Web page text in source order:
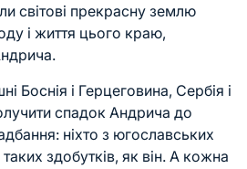
світові прекрасну землю
і життя цього краю,
Боснія і Герцеговина, Сербія і
спадок Андрича до
ніхто з югославських
здобутків, як він. А кожна